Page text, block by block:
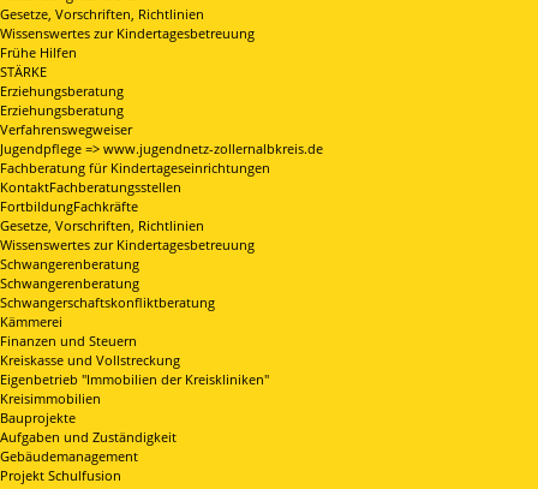
Gesetze, Vorschriften, Richtlinien
Wissenswertes zur Kindertagesbetreuung
Frühe Hilfen
STÄRKE
Erziehungsberatung
Erziehungsberatung
Verfahrenswegweiser
Jugendpflege => www.jugendnetz-zollernalbkreis.de
Fachberatung für Kindertageseinrichtungen
KontaktFachberatungsstellen
FortbildungFachkräfte
Gesetze, Vorschriften, Richtlinien
Wissenswertes zur Kindertagesbetreuung
Schwangerenberatung
Schwangerenberatung
Schwangerschaftskonfliktberatung
Kämmerei
Finanzen und Steuern
Kreiskasse und Vollstreckung
Eigenbetrieb "Immobilien der Kreiskliniken"
Kreisimmobilien
Bauprojekte
Aufgaben und Zuständigkeit
Gebäudemanagement
Projekt Schulfusion